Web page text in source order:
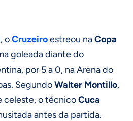
oCruzeiroestreou naCopa
goleada diante do
por 5 a 0, na Arena do
SegundoWalter Montillo,
celeste, o técnicoCuca
antes da partida.